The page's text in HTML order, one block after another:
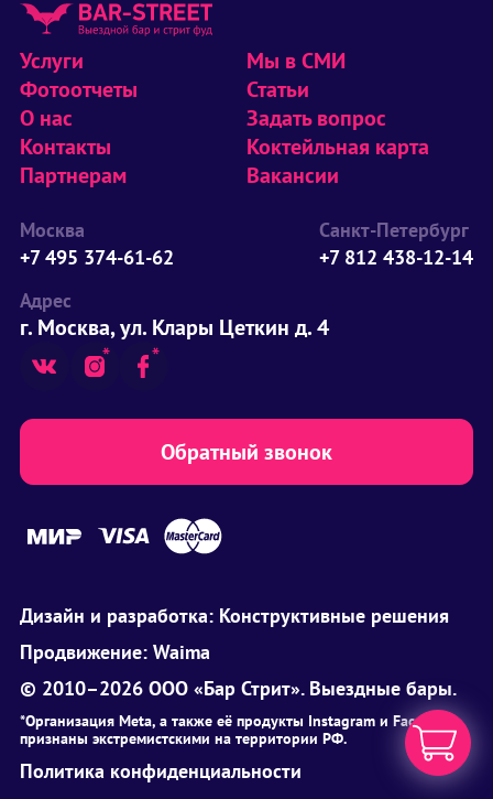
Услуги
Фотоотчеты
О нас
Контакты
Партнерам
Мы в СМИ
Статьи
Задать вопрос
Коктейльная карта
Вакансии
Москва
+7 495 374-61-62
Санкт-Петербург
+7 812 438-12-14
Адрес
г. Москва, ул. Клары Цеткин д. 4
Обратный звонок
Дизайн и разработка: Конструктивные решения
Продвижение: Waima
© 2010–2026 ООО «Бар Стрит». Выездные бары.
*Организация Meta, а также её продукты Instagram и Facebook
признаны экстремистскими на территории РФ.
Политика конфиденциальности